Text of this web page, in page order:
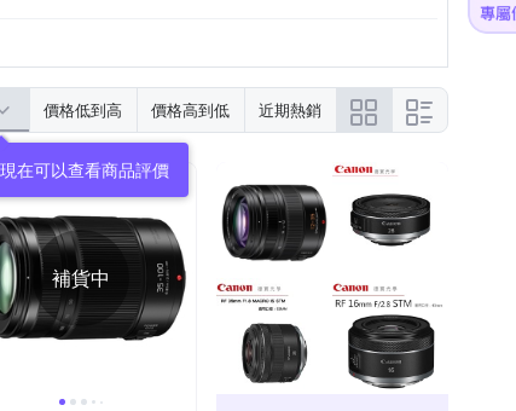
價格低到高 價格高到低 近期熱銷
現在可以查看商品評價
補貨中